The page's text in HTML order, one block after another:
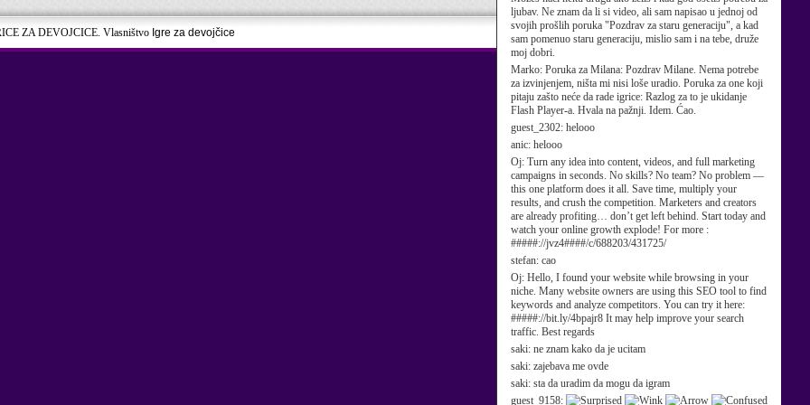
ljubav. Ne znam da li si video, ali sam napisao u jednoj od
svojih prošlih poruka "Pozdrav za staru generaciju", a kad
sam pomenuo staru generaciju, mislio sam i na tebe, druže
moj dobri.
Marko: Poruka za Milana: Pozdrav Milane. Nema potrebe
za izvinjenjem, ništa mi nisi loše uradio. Poruka za one koji
pitaju zašto neće da rade igrice: Razlog za to je ukidanje
Flash Player-a. Hvala na pažnji. Idem. Ćao.
guest_2302: helooo
anic: helooo
Oj: Turn any idea into content, videos, and full marketing
campaigns in seconds. No skills? No team? No problem —
this one platform does it all. Save time, multiply your
results, and crush the competition. Marketers and creators
are already profiting… don’t get left behind. Start today and
watch your online growth explode! For more :
#####://jvz4####/c/688203/431725/
stefan: cao
Oj: Hello, I found your website while browsing in your
niche. Many website owners are using this SEO tool to find
keywords and analyze competitors. You can try it here:
#####://bit.ly/4bpajr8 It may help improve your search
traffic. Best regards
saki: ne znam kako da je ucitam
saki: zajebava me ovde
saki: sta da uradim da mogu da igram
guest_9158:
ZA DEVOJCICE. Vlasništvo Igre za devojčice